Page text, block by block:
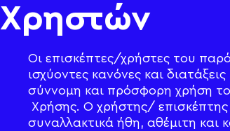
Χρηστών
Οι επισκέπτες/χρήστες του
ισχύοντες κανόνες και
σύννομη και πρόσφορη χρήση
Χρήσης. Ο χρήστης/
συναλλακτικά ήθη, αθέμιτη και